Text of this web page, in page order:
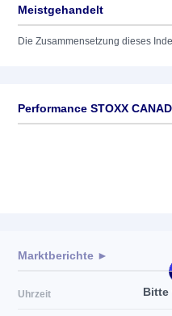
Meistgehandelt
Die Zusammensetzung dieses
Performance STOXX
Bitte
Marktberichte ►
Uhrzeit